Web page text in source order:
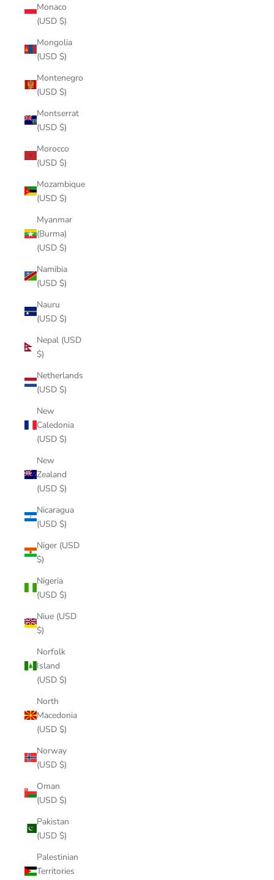
Monaco
(USD $)
Mongolia
(USD $)
Montenegro
(USD $)
Montserrat
(USD $)
Morocco
(USD $)
Mozambique
(USD $)
Myanmar
(Burma)
(USD $)
Namibia
(USD $)
Nauru
(USD $)
Nepal (USD
$)
Netherlands
(USD $)
New
Caledonia
(USD $)
New
Zealand
(USD $)
Nicaragua
(USD $)
Niger (USD
$)
Nigeria
(USD $)
Niue (USD
$)
Norfolk
Island
(USD $)
North
Macedonia
(USD $)
Norway
(USD $)
Oman
(USD $)
Pakistan
(USD $)
Palestinian
Territories